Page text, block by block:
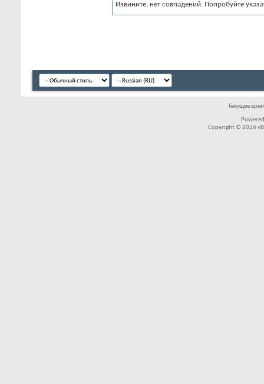
Извините, нет совпадений. Попробуйте
Текущее
Copyright © 2026